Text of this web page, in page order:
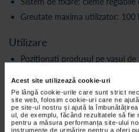
Acest site utilizează cookie-uri
Pe lângă cookie-urile care sunt strict
site web, folosim cookie-uri care ne
pe site-ul nostru și ajută la
ul, de exemplu, făcând rezultatele să fie
pentru a măsura performanța site-ului
instrumente de urmărire pentru a oferi
Greutate maxima utilizator: 100
Utilizare
Pozitionati produsul pe vasul
Verificati stabilitatea produsului
Utilizati produsul numai dupa
Produsul se utilizeaza conform